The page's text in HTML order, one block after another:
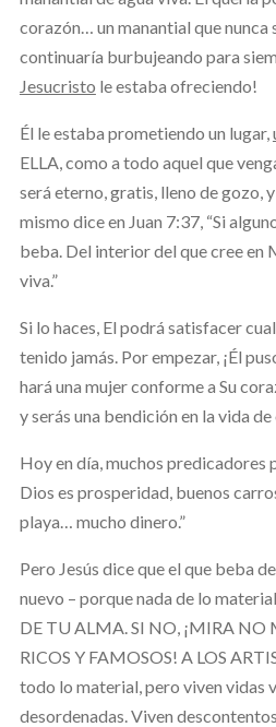
corazón… un manantial que nunca
continuaría burbujeando para
Jesucristo le estaba ofreciendo!
Él le estaba prometiendo un lugar,
ELLA, como a todo aquel que
será eterno, gratis, lleno de gozo,
mismo dice en Juan 7:37, “Si
beba. Del interior del que cree en
viva.”
Si lo haces, El podrá satisfacer
tenido jamás. Por empezar, ¡Él
hará una mujer conforme a Su
y serás una bendición en la vida
Hoy en día, muchos predicadores
Dios es prosperidad, buenos
playa… mucho dinero.”
Pero Jesús dice que el que beba
nuevo – porque nada de lo
DE TU ALMA. SI NO, ¡MIRA NO
RICOS Y FAMOSOS! A LOS
todo lo material, pero viven vidas
desordenadas. Viven